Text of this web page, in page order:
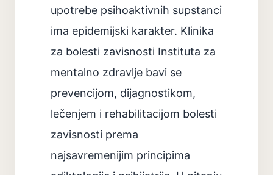
upotrebe psihoaktivnih supstanci
ima epidemijski karakter. Klinika
za bolesti zavisnosti Instituta za
mentalno zdravlje bavi se
prevencijom, dijagnostikom,
lečenjem i rehabilitacijom bolesti
zavisnosti prema
najsavremenijim principima